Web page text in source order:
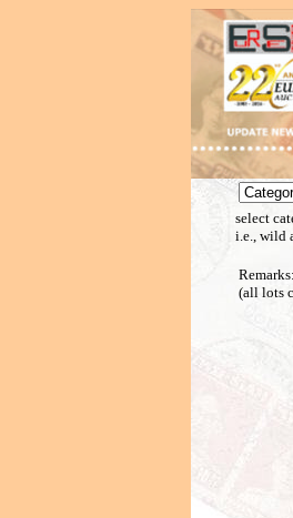
select
i.e., wild
(all lots